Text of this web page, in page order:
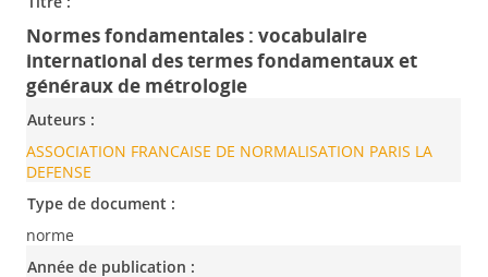
Normes fondamentales : vocabulaire
international des termes fondamentaux et
généraux de métrologie
Auteurs :
ASSOCIATION FRANCAISE DE NORMALISATION PARIS LA
DEFENSE
Type de document :
norme
Année de publication :